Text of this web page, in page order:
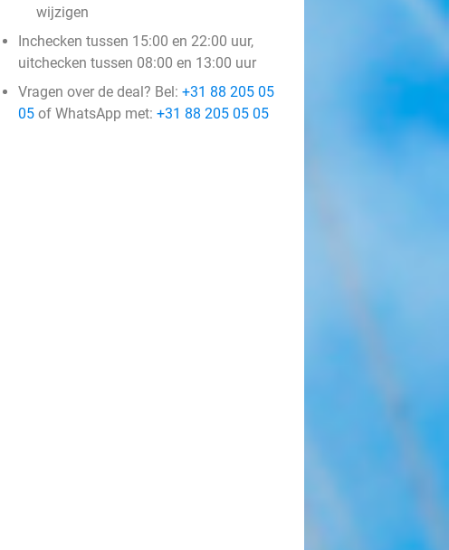
wijzigen
Inchecken tussen 15:00 en 22:00 uur,
uitchecken tussen 08:00 en 13:00 uur
Vragen over de deal? Bel: +31 88 205 05
05 of WhatsApp met: +31 88 205 05 05